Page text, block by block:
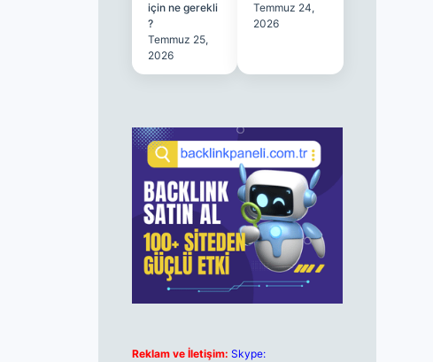
için ne gerekli
?
Temmuz 25,
2026
Temmuz 24,
2026
Reklam ve İletişim: Skype: